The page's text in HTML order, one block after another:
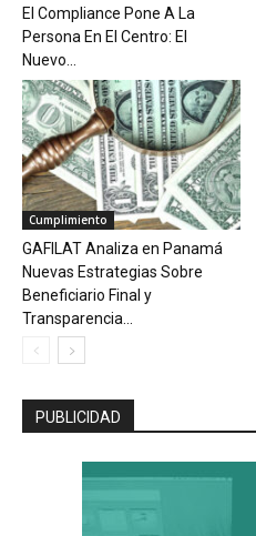
El Compliance Pone A La
Persona En El Centro: El
Nuevo...
Cumplimiento
GAFILAT Analiza en Panamá
Nuevas Estrategias Sobre
Beneficiario Final y
Transparencia...
PUBLICIDAD